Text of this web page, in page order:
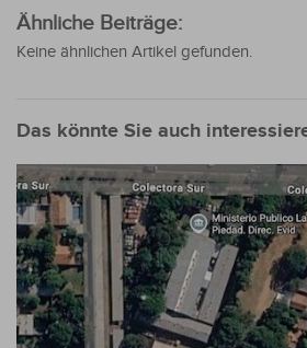
Ähnliche Beiträge:
Keine ähnlichen Artikel gefunden.
Das könnte Sie auch